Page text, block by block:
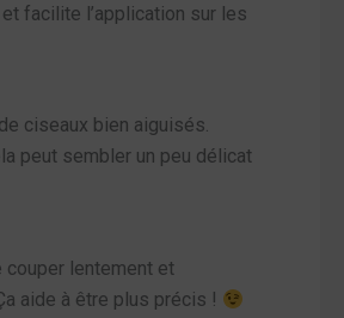
facilite l’application sur les
ciseaux bien aiguisés.
peut sembler un peu délicat
lentement et
aide à être plus précis !